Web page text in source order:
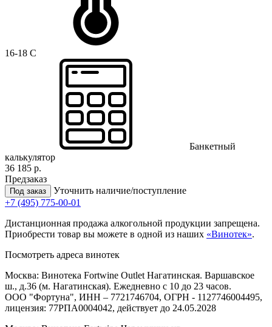
16-18 C
Банкетный
калькулятор
36 185 р.
Предзаказ
Под заказ
Уточнить наличие/поступление
+7 (495) 775-00-01
Дистанционная продажа алкогольной продукции запрещена.
Приобрести товар вы можете в одной из наших «Винотек».
Посмотреть адреса винотек
Москва: Винотека Fortwine Outlet Нагатинская. Варшавское
ш., д.36 (м. Нагатинская). Ежедневно с 10 до 23 часов.
ООО "Фортуна", ИНН – 7721746704, ОГРН - 1127746004495,
лицензия: 77РПА0004042, действует до 24.05.2028